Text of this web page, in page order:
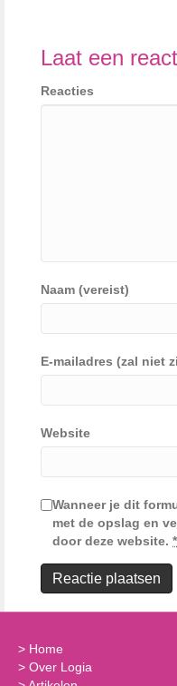
Laat een
Reacties
Naam (vereist)
E-mailadres (zal niet
Website
Wanneer je dit
met de opslag en
door deze website. *
> Home
> Over Logia